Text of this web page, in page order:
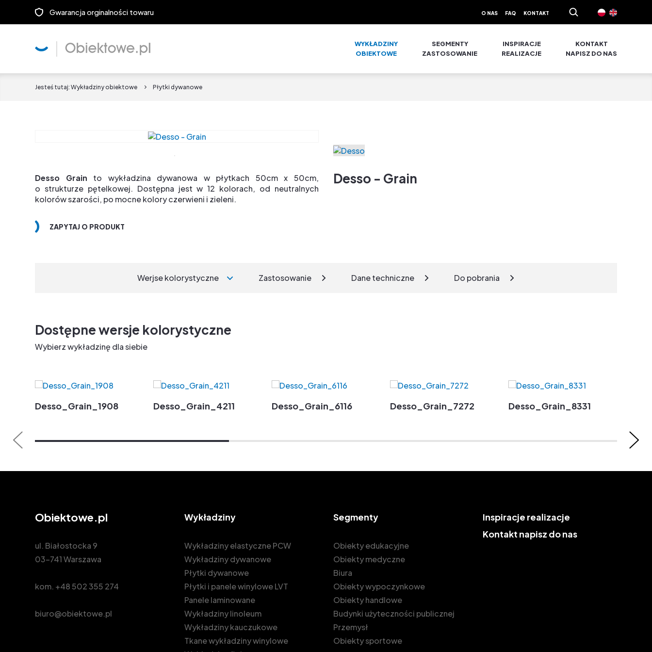
Gwarancja orginalności towaru O NAS FAQ KONTAKT
WYKŁADZINY
OBIEKTOWE
SEGMENTY
ZASTOSOWANIE
INSPIRACJE
REALIZACJE
KONTAKT
NAPISZ DO NAS
Jesteś tutaj: Wykładziny obiektowe Płytki dywanowe
Desso - Grain
Desso Grain to wykładzina dywanowa w płytkach 50cm x 50cm,
o strukturze pętelkowej. Dostępna jest w 12 kolorach, od neutralnych
kolorów szarości, po mocne kolory czerwieni i zieleni.
ZAPYTAJ O PRODUKT
Werjse kolorystyczne Zastosowanie Dane techniczne Do pobrania
Dostępne wersje kolorystyczne
Wybierz wykładzinę dla siebie
Desso_Grain_1908 Desso_Grain_4211 Desso_Grain_6116 Desso_Grain_7272 Desso_Grain_8331
Obiektowe.pl
ul. Białostocka 9
03-741 Warszawa
kom. +48 502 355 274
biuro@obiektowe.pl
Wykładziny
Wykładziny elastyczne PCW
Wykładziny dywanowe
Płytki dywanowe
Płytki i panele winylowe LVT
Panele laminowane
Wykładziny linoleum
Wykładziny kauczukowe
Tkane wykładziny winylowe
Segmenty
Obiekty edukacyjne
Obiekty medyczne
Biura
Obiekty wypoczynkowe
Obiekty handlowe
Budynki użyteczności publicznej
Przemysł
Obiekty sportowe
Inspiracje realizacje
Kontakt napisz do nas